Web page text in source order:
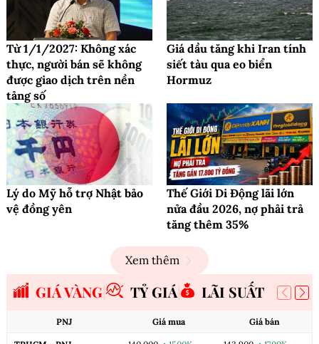
Từ 1/1/2027: Không xác
thực, người bán sẽ không
được giao dịch trên nền
tảng số
Giá dầu tăng khi Iran tính
siết tàu qua eo biển
Hormuz
Lý do Mỹ hỗ trợ Nhật bảo
vệ đồng yên
Thế Giới Di Động lãi lớn
nửa đầu 2026, nợ phải trả
tăng thêm 35%
Xem thêm
GIÁ VÀNG TỶ GIÁ LÃI SUẤT
PNJ Giá mua Giá bán